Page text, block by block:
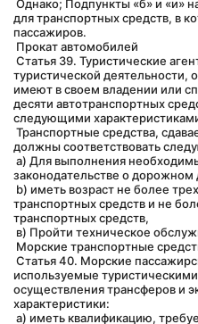
для транспортных средств, в
пассажиров.
Прокат автомобилей
туристической деятельности,
имеют в своем владении или
десяти автотранспортных
следующими
должны соответствовать
законодательстве о
транспортных средств и не
транспортных средств,
в) Пройти техническое
Морские транспортные
используемые
осуществления трансферов и
характеристики: